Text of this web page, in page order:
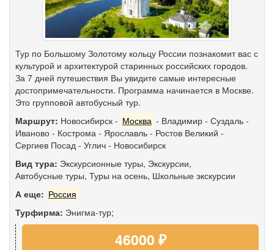
Тур по Большому Золотому кольцу России познакомит вас с
культурой и архитектурой старинных российских городов.
За 7 дней путешествия Вы увидите самые интересные
достопримечательности. Программа начинается в Москве.
Это групповой автобусный тур.
Маршрут: Новосибирск - Москва - Владимир- Суздаль-
Иваново - Кострома - Ярославль - Ростов Великий -
Сергиев Посад - Углич - Новосибирск
Вид тура: Экскурсионные туры, Экскурсии,
Автобусные туры, Туры на осень, Школьные экскурсии
А еще: Россия
Турфирма: Энигма-тур;
46000 ₽